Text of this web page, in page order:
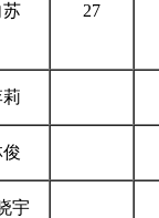
苏 27
宇